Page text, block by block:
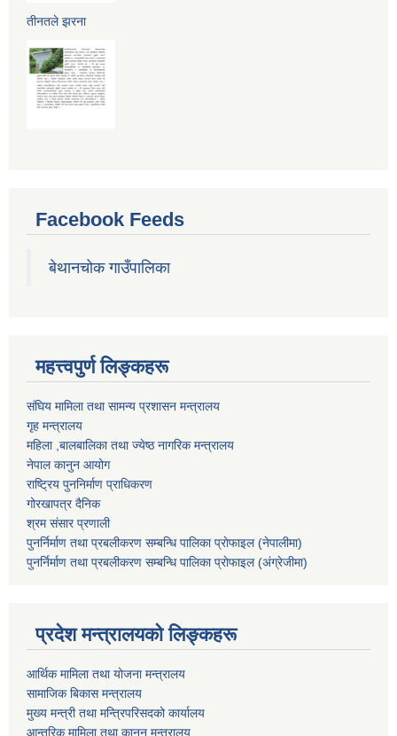
तीनतले झरना
Facebook Feeds
बेथानचोक गाउँपालिका
महत्त्वपुर्ण लिङ्कहरू
संघिय मामिला तथा सामन्य प्रशासन मन्त्रालय
गृह मन्त्रालय
महिला ,बालबालिका तथा ज्येष्ठ नागरिक मन्त्रालय
नेपाल कानुन आयोग
राष्ट्रिय पुननिर्माण प्राधिकरण
गोरखापत्र दैनिक
श्रम संसार प्रणाली
पुनर्निर्माण तथा प्रबलीकरण सम्बन्धि पालिका प्राेफाइल (नेपालीमा)
पुनर्निर्माण तथा प्रबलीकरण सम्बन्धि पालिका प्राेफाइल(अंग्रेजीमा)
प्रदेश मन्त्रालयको लिङ्कहरू
आर्थिक मामिला तथा योजना मन्त्रालय
सामाजिक बिकास मन्त्रालय
मुख्य मन्त्री तथा मन्त्रिपरिसदको कार्यालय
आन्तरिक मामिला तथा कानून मन्त्रालय